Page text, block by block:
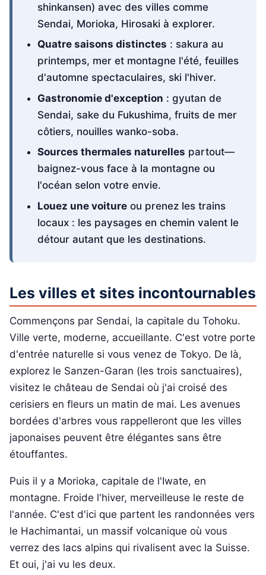
shinkansen) avec des villes comme
Sendai, Morioka, Hirosaki à explorer.
Quatre saisons distinctes : sakura au
printemps, mer et montagne l'été, feuilles
d'automne spectaculaires, ski l'hiver.
Gastronomie d'exception : gyutan de
Sendai, sake du Fukushima, fruits de mer
côtiers, nouilles wanko-soba.
Sources thermales naturelles partout—
baignez-vous face à la montagne ou
l'océan selon votre envie.
Louez une voitureou prenez les trains
locaux : les paysages en chemin valent le
détour autant que les destinations.
Les villes et sites incontournables
Commençons par Sendai, la capitale du Tohoku.
Ville verte, moderne, accueillante. C'est votre porte
d'entrée naturelle si vous venez de Tokyo. De là,
explorez le Sanzen-Garan (les trois sanctuaires),
visitez le château de Sendai où j'ai croisé des
cerisiers en fleurs un matin de mai. Les avenues
bordées d'arbres vous rappelleront que les villes
japonaises peuvent être élégantes sans être
étouffantes.
Puis il y a Morioka, capitale de l'Iwate, en
montagne. Froide l'hiver, merveilleuse le reste de
l'année. C'est d'ici que partent les randonnées vers
le Hachimantai, un massif volcanique où vous
verrez des lacs alpins qui rivalisent avec la Suisse.
Et oui, j'ai vu les deux.